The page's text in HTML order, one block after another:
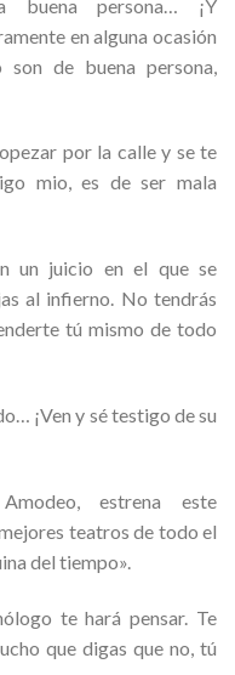
buena persona… ¡Y
en alguna ocasión
de buena persona,
por la calle y se te
mio, es de ser mala
un juicio en el que se
al infierno. No tendrás
tú mismo de todo
¡Ven y sé testigo de su
estrena este
teatros de todo el
del tiempo».
te hará pensar. Te
que digas que no, tú